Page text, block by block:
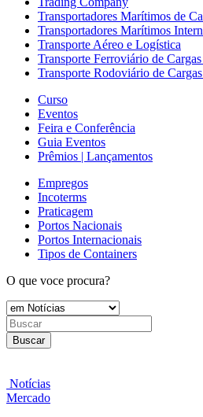
Transportadores Marítimos de
Transportadores Marítimos
Transporte Aéreo e Logística
Transporte Ferroviário de
Transporte Rodoviário de
Curso
Eventos
Feira e Conferência
Guia Eventos
Prêmios | Lançamentos
Empregos
Incoterms
Praticagem
Portos Nacionais
Portos Internacionais
Tipos de Containers
O que voce procura?
Buscar
Notícias
Mercado